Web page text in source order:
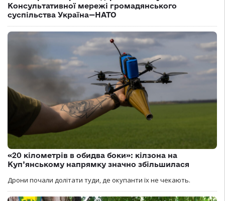
Консультативної мережі громадянського
суспільства Україна—НАТО
«20 кілометрів в обидва боки»: кілзона на
Куп’янському напрямку значно збільшилася
Дрони почали долітати туди, де окупанти їх не чекають.